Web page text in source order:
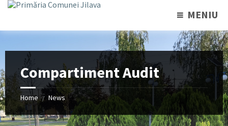
MENIU
Compartiment Audit
Home / News